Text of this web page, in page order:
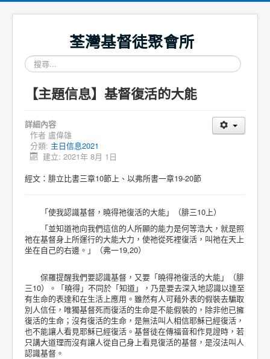
荃灣基督徒聚會所
搜
尋...
【主題信息】基督復活的大能
詳細內容
作者 盧偉雄
分類: 主日信息2021
建立: 2021年 8月 1日
經文：腓立比書三章10節上、以弗所書一章19-20節
「使我認識基督，曉得祂復活的大能」（腓三10上）
「並知道祂向我們這信的人所顯的能力是何等浩大，就是照
祂在基督身上所運行的大能大力，使祂從死裡復活，叫祂在天上
坐在自己的右邊。」（弗一19,20）
保羅提醒我們要認識基督，又要「曉得祂復活的大能」（腓
三10）。「曉得」不同於「知道」，乃是要去深入地認識以達至
有生命的表達和在生活上應用。雖然有人可藉外表的假裝去騙取
別人信任，唯獨基督死而復活的生命是不能假裝的，除非他已擁
復活的生命；沒有復活的生命，是無法叫人相信耶穌已經復活，
也不能讓人看見耶穌已經復活。基督徒在傳福音和作見證時，若
只講大道理而沒有讓人從自己身上看見復活的基督，是沒法叫人
認識基督。